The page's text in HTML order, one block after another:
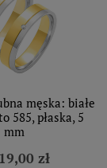
męska: białe
585, płaska, 5
mm
zł